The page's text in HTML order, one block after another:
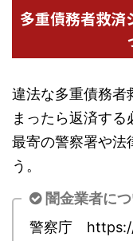
多重債務者救済
違法な多重債務者
まったら返済する
最寄の警察署や法
う。
闇金業者に
警察庁